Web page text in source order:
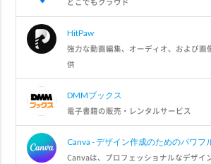
HitPaw
強力な動画編集、オーディオ、および画
供
DMMブックス
電子書籍の販売・レンタルサービス
Canva - デザイン作成のためのパワフ
Canvaは、プロフェッショナルなデザイ